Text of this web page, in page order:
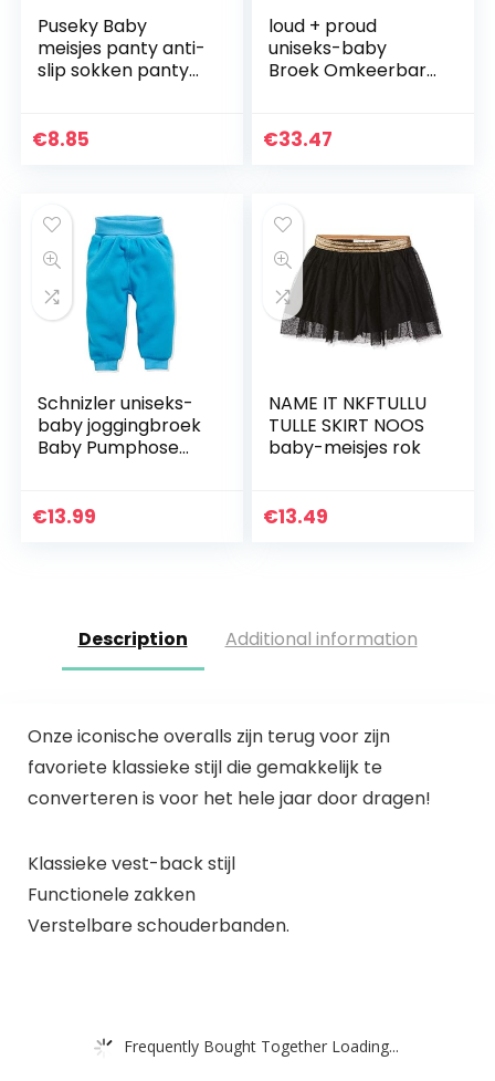
Puseky Baby
meisjes panty anti-
slip sokken panty
€8.85
loud + proud
uniseks-baby
Broek Omkeerbare
Gots gecertificeerd
€33.47
Schnizler uniseks-
baby joggingbroek
Baby Pumphose
€13.99
NAME IT NKFTULLU
TULLE SKIRT NOOS
baby-meisjes rok
€13.49
Description Additional information
Onze iconische overalls zijn terug voor zijn
favoriete klassieke stijl die gemakkelijk te
converteren is voor het hele jaar door dragen!
Klassieke vest-back stijl
Functionele zakken
Verstelbare schouderbanden.
Frequently Bought Together Loading...